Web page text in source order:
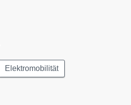
Elektromobilität